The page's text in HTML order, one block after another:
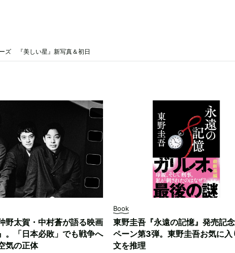
ズ 『美しい星』新写真＆初日
野太賀・中村蒼が語る映画
。「日本必敗」でも戦争へ
気の正体
Book
東野圭吾『永遠の記憶』発売記
ペーン第3弾。東野圭吾お気に入
文を推理